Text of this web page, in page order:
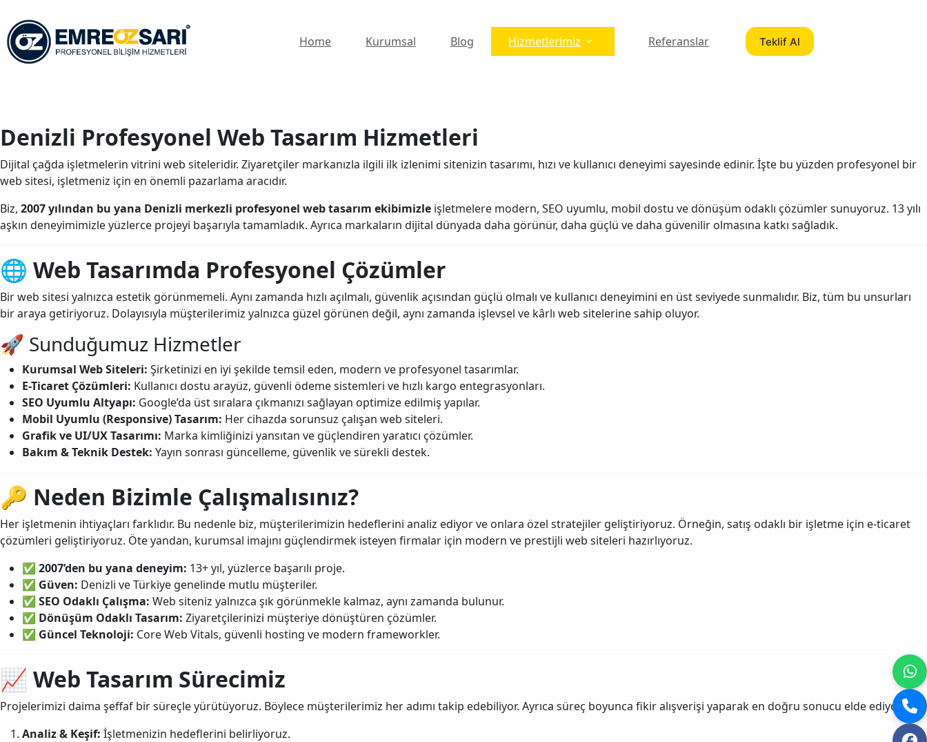
content
Home Kurumsal Blog Hizmetlerimiz Referanslar Teklif Al
Denizli Profesyonel Web Tasarım Hizmetleri
Dijital çağda işletmelerin vitrini web siteleridir. Ziyaretçiler markanızla ilgili ilk izlenimi sitenizin tasarımı, hızı ve kullanıcı deneyimi sayesinde edinir. İşte bu yüzden profesyonel bir
web sitesi, işletmeniz için en önemli pazarlama aracıdır.
Biz, 2007 yılından bu yana Denizli merkezli profesyonel web tasarım ekibimizle işletmelere modern, SEO uyumlu, mobil dostu ve dönüşüm odaklı çözümler sunuyoruz. 13 yılı
aşkın deneyimimizle yüzlerce projeyi başarıyla tamamladık. Ayrıca markaların dijital dünyada daha görünür, daha güçlü ve daha güvenilir olmasına katkı sağladık.
🌐 Web Tasarımda Profesyonel Çözümler
Bir web sitesi yalnızca estetik görünmemeli. Aynı zamanda hızlı açılmalı, güvenlik açısından güçlü olmalı ve kullanıcı deneyimini en üst seviyede sunmalıdır. Biz, tüm bu unsurları
bir araya getiriyoruz. Dolayısıyla müşterilerimiz yalnızca güzel görünen değil, aynı zamanda işlevsel ve kârlı web sitelerine sahip oluyor.
🚀 Sunduğumuz Hizmetler
Kurumsal Web Siteleri: Şirketinizi en iyi şekilde temsil eden, modern ve profesyonel tasarımlar.
E-Ticaret Çözümleri: Kullanıcı dostu arayüz, güvenli ödeme sistemleri ve hızlı kargo entegrasyonları.
SEO Uyumlu Altyapı: Google’da üst sıralara çıkmanızı sağlayan optimize edilmiş yapılar.
Mobil Uyumlu (Responsive) Tasarım: Her cihazda sorunsuz çalışan web siteleri.
Grafik ve UI/UX Tasarımı: Marka kimliğinizi yansıtan ve güçlendiren yaratıcı çözümler.
Bakım & Teknik Destek: Yayın sonrası güncelleme, güvenlik ve sürekli destek.
🔑 Neden Bizimle Çalışmalısınız?
Her işletmenin ihtiyaçları farklıdır. Bu nedenle biz, müşterilerimizin hedeflerini analiz ediyor ve onlara özel stratejiler geliştiriyoruz. Örneğin, satış odaklı bir işletme için e-ticaret
çözümleri geliştiriyoruz. Öte yandan, kurumsal imajını güçlendirmek isteyen firmalar için modern ve prestijli web siteleri hazırlıyoruz.
✅ 2007’den bu yana deneyim: 13+ yıl, yüzlerce başarılı proje.
✅ Güven: Denizli ve Türkiye genelinde mutlu müşteriler.
✅ SEO Odaklı Çalışma: Web siteniz yalnızca şık görünmekle kalmaz, aynı zamanda bulunur.
✅ Dönüşüm Odaklı Tasarım: Ziyaretçilerinizi müşteriye dönüştüren çözümler.
✅ Güncel Teknoloji: Core Web Vitals, güvenli hosting ve modern frameworkler.
📈 Web Tasarım Sürecimiz
Projelerimizi daima şeffaf bir süreçle yürütüyoruz. Böylece müşterilerimiz her adımı takip edebiliyor. Ayrıca süreç boyunca fikir alışverişi yaparak en doğru sonucu elde ediyoruz.
Analiz & Keşif: İşletmenizin hedeflerini belirliyoruz.